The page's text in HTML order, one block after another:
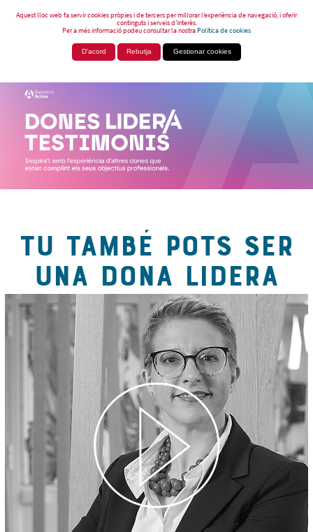
Aquest lloc web fa servir cookies pròpies i de tercers per millorar l’experiència de navegació, i oferir
continguts i serveis d’interès.
Per a més informació podeu consultar la nostraPolítica de cookies
D'acord Rebutja Gestionar cookies
TU TAMBÉ POTS SER
UNA DONA LIDERA